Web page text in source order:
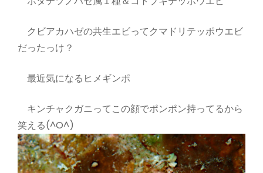
クビアカハゼの共生エビってクマドリテッポウエビ
だったっけ？
最近気になるヒメギンポ
キンチャクガニってこの顔でポンポン持ってるから
笑える(^O^)